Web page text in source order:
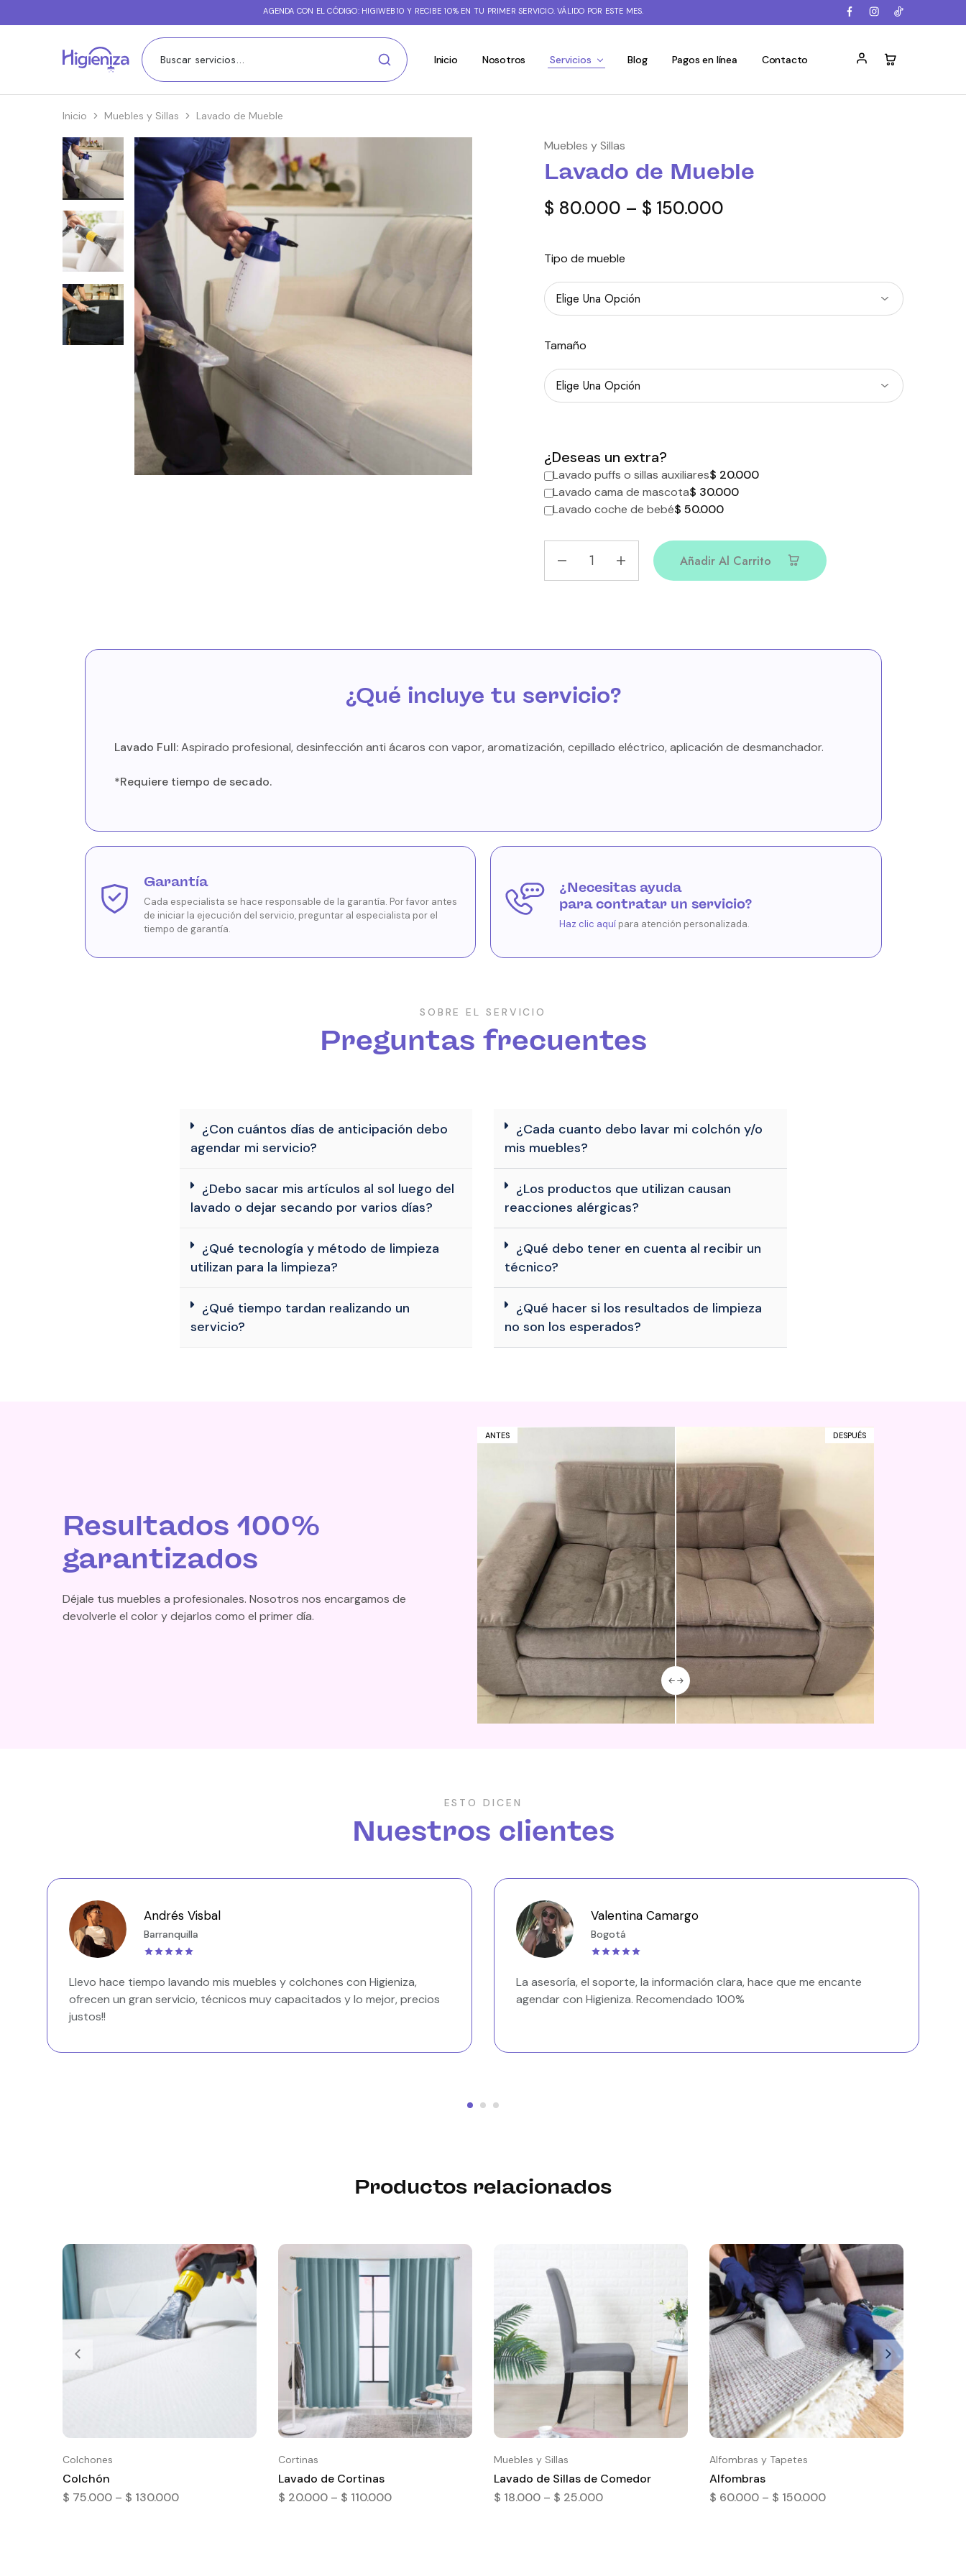
AGENDA CON EL CÓDIGO: HIGIWEB10 Y RECIBE 10% EN TU PRIMER SERVICIO. VÁLIDO POR ESTE MES.
Higieniza
Expertos
de
muebles
y
Inicio Nosotros Servicios Blog Pagos en línea Contacto
Inicio Muebles y Sillas Lavado de Mueble
Muebles y Sillas
Lavado de Mueble
$ 80.000 – $ 150.000
Tipo de mueble
Tamaño
¿Deseas un extra?
Lavado puffs o sillas auxiliares$ 20.000
Lavado cama de mascota$ 30.000
Lavado coche de bebé$ 50.000
Añadir Al Carrito
¿Qué incluye tu servicio?
Lavado Full:Aspirado profesional, desinfección anti ácaros con vapor, aromatización, cepillado eléctrico, aplicación de desmanchador.
*Requiere tiempo de secado.
Garantía
Cada especialista se hace responsable de la garantía. Por favor antes
de iniciar la ejecución del servicio, preguntar al especialista por el
tiempo de garantía.
¿Necesitas ayuda
para contratar un servicio?
Haz clic aquí para atención personalizada.
SOBRE EL SERVICIO
Preguntas frecuentes
¿Con cuántos días de anticipación debo
agendar mi servicio?
¿Debo sacar mis artículos al sol luego del
lavado o dejar secando por varios días?
¿Qué tecnología y método de limpieza
utilizan para la limpieza?
¿Qué tiempo tardan realizando un
servicio?
¿Cada cuanto debo lavar mi colchón y/o
mis muebles?
¿Los productos que utilizan causan
reacciones alérgicas?
¿Qué debo tener en cuenta al recibir un
técnico?
¿Qué hacer si los resultados de limpieza
no son los esperados?
Resultados 100%
garantizados
Déjale tus muebles a profesionales. Nosotros nos encargamos de
devolverle el color y dejarlos como el primer día.
ANTES DESPUÉS
ESTO DICEN
Nuestros clientes
Andrés Visbal
Barranquilla
Llevo hace tiempo lavando mis muebles y colchones con Higieniza,
ofrecen un gran servicio, técnicos muy capacitados y lo mejor, precios
justos!!
Valentina Camargo
Bogotá
La asesoría, el soporte, la información clara, hace que me encante
agendar con Higieniza. Recomendado 100%
Productos relacionados
Colchones
Colchón
$ 75.000 – $ 130.000
Cortinas
Lavado de Cortinas
$ 20.000 – $ 110.000
Muebles y Sillas
Lavado de Sillas de Comedor
$ 18.000 – $ 25.000
Alfombras y Tapetes
Alfombras
$ 60.000 – $ 150.000